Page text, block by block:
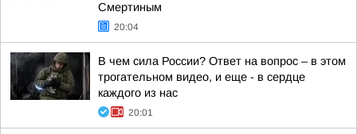
Смертиным
20:04
В чем сила России? Ответ на вопрос – в этом
трогательном видео, и еще - в сердце
каждого из нас
20:01